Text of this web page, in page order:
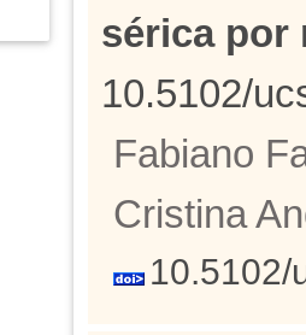
sérica por
10.5102/
Fabiano
Cristina
10.5102/